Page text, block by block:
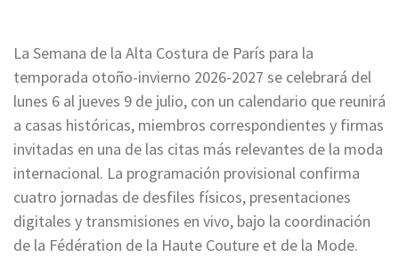
La Semana de la Alta Costura de París para la
temporada otoño-invierno 2026-2027 se celebrará del
lunes 6 al jueves 9 de julio, con un calendario que reunirá
a casas históricas, miembros correspondientes y firmas
invitadas en una de las citas más relevantes de la moda
internacional. La programación provisional confirma
cuatro jornadas de desfiles físicos, presentaciones
digitales y transmisiones en vivo, bajo la coordinación
de la Fédération de la Haute Couture et de la Mode.